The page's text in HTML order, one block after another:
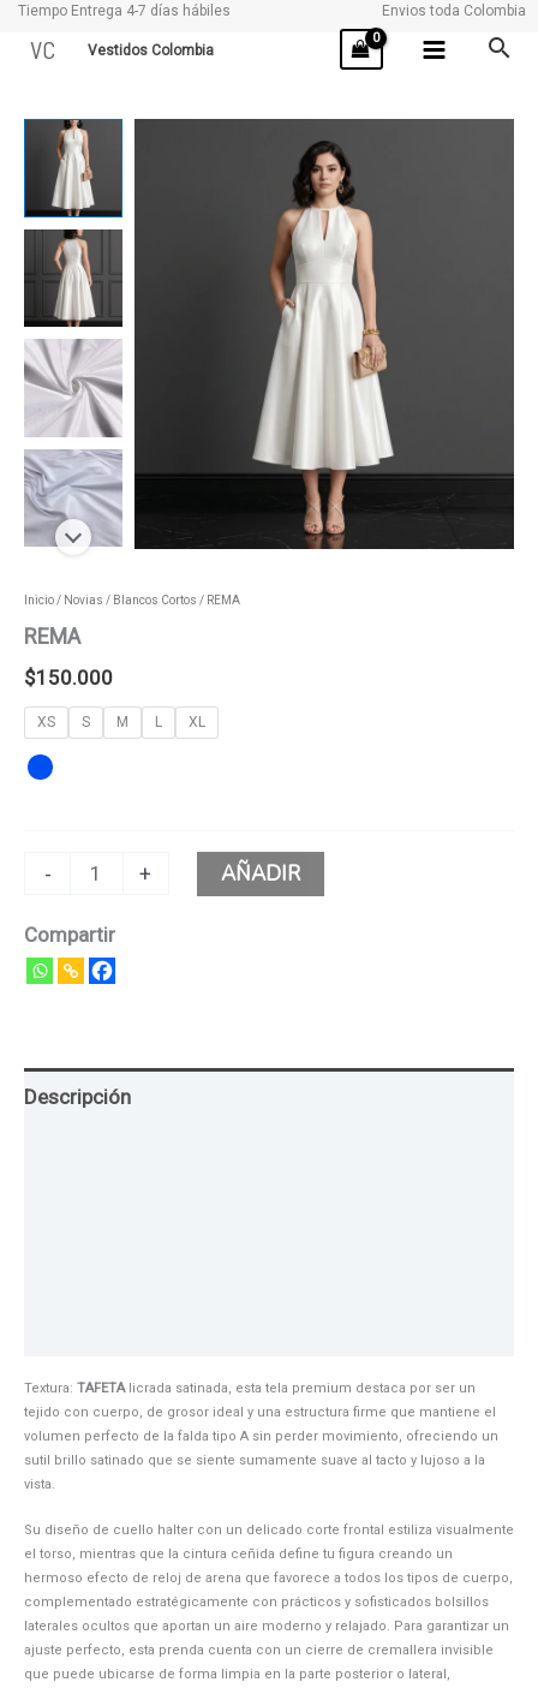
Tiempo Entrega 4-7 días hábiles Envios toda Colombia
VC Vestidos Colombia
Inicio/ Novias / Blancos Cortos / REMA
REMA
$150.000
XS S M L XL
-
REMA
cantidad
+ AÑADIR
Compartir
Descripción
Textura: TAFETAlicrada satinada, esta tela premium destaca por ser un
tejido con cuerpo, de grosor ideal y una estructura firme que mantiene el
volumen perfecto de la falda tipo A sin perder movimiento, ofreciendo un
sutil brillo satinado que se siente sumamente suave al tacto y lujoso a la
vista.
Su diseño de cuello halter con un delicado corte frontal estiliza visualmente
el torso, mientras que la cintura ceñida define tu figura creando un
hermoso efecto de reloj de arena que favorece a todos los tipos de cuerpo,
complementado estratégicamente con prácticos y sofisticados bolsillos
laterales ocultos que aportan un aire moderno y relajado. Para garantizar un
ajuste perfecto, esta prenda cuenta con un cierre de cremallera invisible
que puede ubicarse de forma limpia en la parte posterior o lateral,